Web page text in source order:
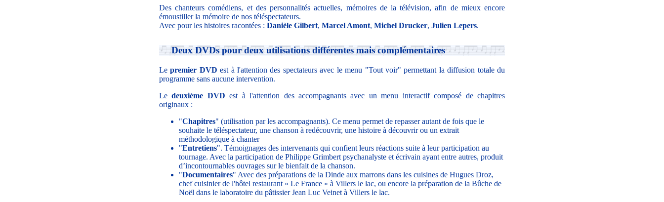
Des chanteurs comédiens, et des personnalités actuelles, mémoires de la télévision, afin de mieux encore
émoustiller la mémoire de nos téléspectateurs.
Avec pour les histoires racontées : Danièle Gilbert, Marcel Amont, Michel Drucker, Julien Lepers.
Deux DVDs pour deux utilisations différentes mais complémentaires
Lepremier DVD est à l'attention des spectateurs avec le menu "Tout voir" permettant la diffusion totale du
programme sans aucune intervention.
Ledeuxième DVD est à l'attention des accompagnants avec un menu interactif composé de chapitres
originaux :
"Chapitres" (utilisation par les accompagnants). Ce menu permet de repasser autant de fois que le
souhaite le téléspectateur, une chanson à redécouvrir, une histoire à découvrir ou un extrait
méthodologique à chanter
"Entretiens". Témoignages des intervenants qui confient leurs réactions suite à leur participation au
tournage. Avec la participation de Philippe Grimbert psychanalyste et écrivain ayant entre autres, produit
d’incontournables ouvrages sur le bienfait de la chanson.
"Documentaires" Avec des préparations de la Dinde aux marrons dans les cuisines de Hugues Droz,
chef cuisinier de l'hôtel restaurant « Le France » à Villers le lac, ou encore la préparation de la Bûche de
Noël dans le laboratoire du pâtissier Jean Luc Veinet à Villers le lac.